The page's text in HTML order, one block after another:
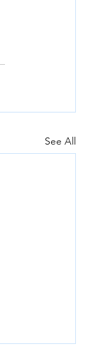
See All